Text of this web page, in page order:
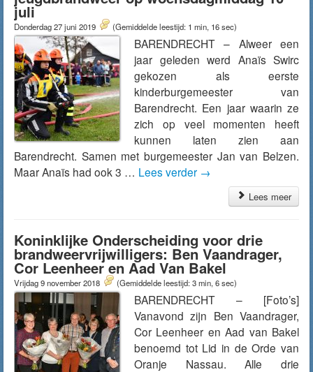
juli
Donderdag 27 juni 2019 (Gemiddelde leestijd: 1 min, 16 sec)
BARENDRECHT – Alweer een
jaar geleden werd Anaïs Swirc
gekozen als eerste
kinderburgemeester van
Barendrecht. Een jaar waarin ze
zich op veel momenten heeft
kunnen laten zien aan
Barendrecht. Samen met burgemeester Jan van Belzen.
Maar Anaïs had ook 3 … Lees verder →
Lees meer
Koninklijke Onderscheiding voor drie
brandweervrijwilligers: Ben Vaandrager,
Cor Leenheer en Aad Van Bakel
Vrijdag 9 november 2018 (Gemiddelde leestijd: 3 min, 6 sec)
BARENDRECHT – [Foto’s]
Vanavond zijn Ben Vaandrager,
Cor Leenheer en Aad van Bakel
benoemd tot Lid in de Orde van
Oranje Nassau. Alle drie